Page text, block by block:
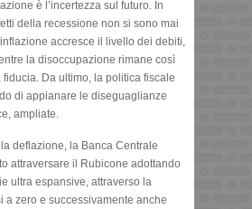
è l’incertezza sul futuro. In
della recessione non si sono mai
accresce il livello dei debiti,
la disoccupazione rimane così
Da ultimo, la politica fiscale
di appianare le diseguaglianze
ampliate.
deflazione, la Banca Centrale
attraversare il Rubicone adottando
ultra espansive, attraverso la
a zero e successivamente anche